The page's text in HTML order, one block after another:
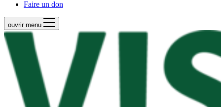
Faire un don
ouvrir menu